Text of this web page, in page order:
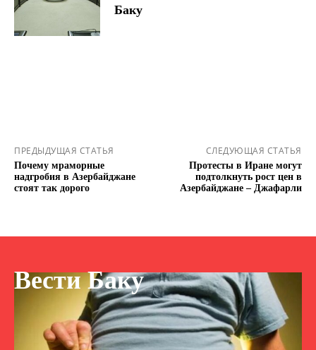
Баку
ПРЕДЫДУЩАЯ СТАТЬЯ
Почему мраморные
надгробия в Азербайджане
стоят так дорого
СЛЕДУЮЩАЯ СТАТЬЯ
Протесты в Иране могут
подтолкнуть рост цен в
Азербайджане – Джафарли
Вести Баку